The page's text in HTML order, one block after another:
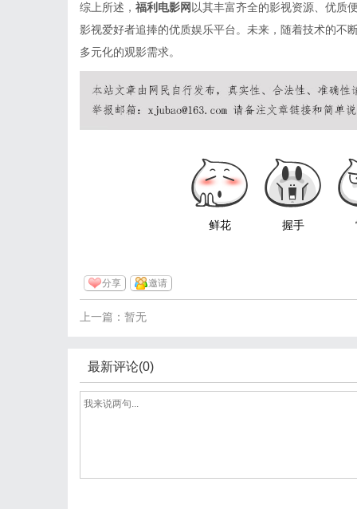
综上所述， 福利电影网 以其丰富齐全的影视资源、优质
影视爱好者追捧的优质娱乐平台。未来，随着技术的不
多元化的观影需求。
鲜花 握手
分享 邀请
上一篇：暂无
最新评论(0)